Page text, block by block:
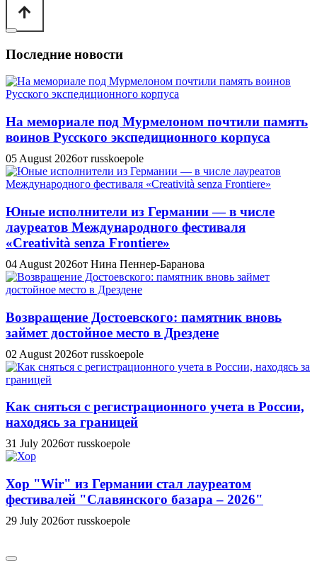
Последние новости
На мемориале под Мурмелоном почтили память
воинов Русского экспедиционного корпуса
05 August 2026от russkoepole
Юные исполнители из Германии — в числе
лауреатов Международного фестиваля
«Creatività senza Frontiere»
04 August 2026от Нина Пеннер-Баранова
Возвращение Достоевского: памятник вновь
займет достойное место в Дрездене
02 August 2026от russkoepole
Как сняться с регистрационного учета в России,
находясь за границей
31 July 2026от russkoepole
Хор "Wir" из Германии стал лауреатом
фестивалей "Славянского базара – 2026"
29 July 2026от russkoepole